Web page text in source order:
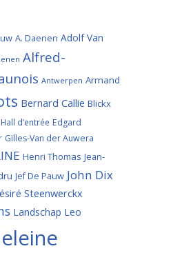
A. Daenen Adolf Van
Alfred-
Antwerpen Armand
Bernard Callie Blickx
d’entrée Edgard
Gilles-Van der Auwera
Henri Thomas Jean-
Jef De Pauw John Dix
Steenwerckx
Landschap Leo